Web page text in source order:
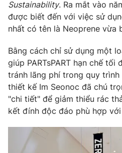
Hậu trường
Nhân vật
Khán giả
Giải sao mai
Điện ảnh
Sao
Đời sống
Du lịch
Làm đẹp
Chất lượng cuộc sống
Giáo dục
Tuyển sinh
Học trực tuyến
Công nghệ
Hitech Công nghệ tương lai
Sản phẩm
Thị trường
Giao lưu trực tuyến
Lịch phát sóng
Sustainability. Ra mắt vào
được biết đến với việc sử
nhất có tên là Neoprene vừa
Bằng cách chỉ sử dụng một
giúp PARTsPART hạn chế
tránh lãng phí trong quy
thiết kế Im Seonoc đã chú
"chi tiết" để giảm thiểu rác
kết đính độc đáo phù hợp